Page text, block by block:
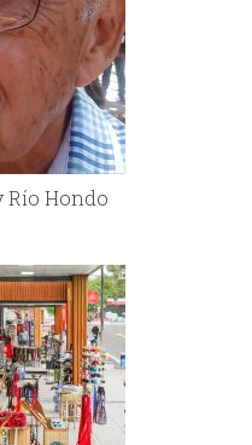
Río Hondo